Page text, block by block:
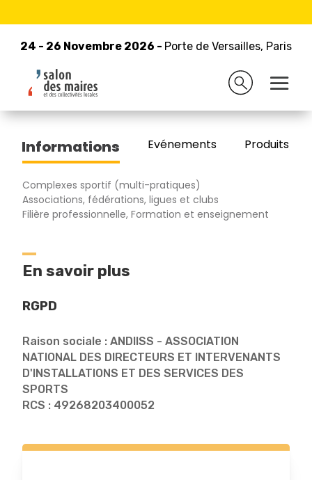
24 - 26 Novembre 2026 - Porte de Versailles, Paris
24 - 26 Novembre 2026 - Porte de Versailles, Paris
Retour à la liste des exposants
ANDIISS
Informations Evénements Produits/
Complexes sportif (multi-pratiques)
Associations, fédérations, ligues et clubs
Filière professionnelle, Formation et enseignement
En savoir plus
RGPD
Raison sociale : ANDIISS - ASSOCIATION
NATIONAL DES DIRECTEURS ET INTERVENANTS
D'INSTALLATIONS ET DES SERVICES DES
SPORTS
RCS : 49268203400052